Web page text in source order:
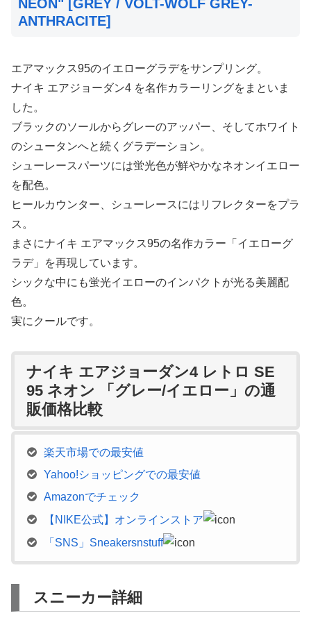
NEON" [GREY / VOLT-WOLF GREY-
ANTHRACITE]
エアマックス95のイエローグラデをサンプリング。
ナイキ エアジョーダン4 を名作カラーリングをまといま
した。
ブラックのソールからグレーのアッパー、そしてホワイト
のシュータンへと続くグラデーション。
シューレースパーツには蛍光色が鮮やかなネオンイエロー
を配色。
ヒールカウンター、シューレースにはリフレクターをプラ
ス。
まさにナイキ エアマックス95の名作カラー「イエローグ
ラデ」を再現しています。
シックな中にも蛍光イエローのインパクトが光る美麗配
色。
実にクールです。
ナイキ エアジョーダン4 レトロ SE
95 ネオン 「グレー/イエロー」の通
販価格比較
楽天市場での最安値
Yahoo!ショッピングでの最安値
Amazonでチェック
【NIKE公式】オンラインストア
「SNS」Sneakersnstuff
スニーカー詳細